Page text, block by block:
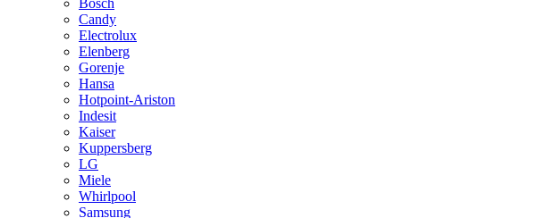
Bosch
Candy
Electrolux
Elenberg
Gorenje
Hansa
Hotpoint-Ariston
Indesit
Kaiser
Kuppersberg
LG
Miele
Whirlpool
Samsung